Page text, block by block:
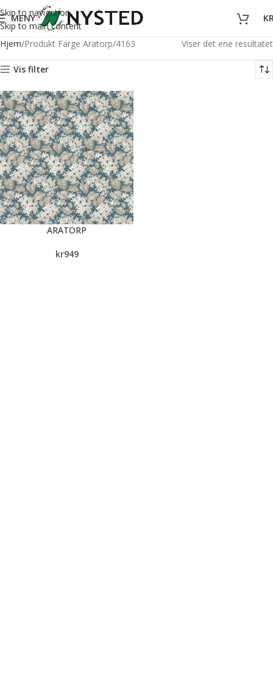
Skip to navigation
Skip to main content
MENY
Hjem Produkt Farge Aratorp 4163 Viser det ene resultatet
Vis filter
ARATORP
kr949